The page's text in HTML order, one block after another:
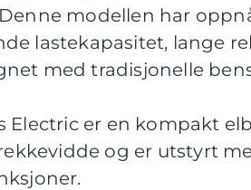
modellen har
lastekapasitet, lange
med tradisjonelle
Electric er en kompakt
og er utstyrt